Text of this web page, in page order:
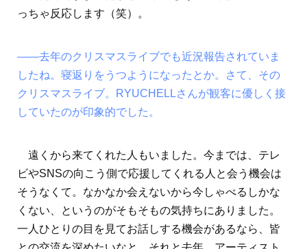
っちゃ反応します（笑）。
――去年のクリスマスライブでも近況報告されていま
したね。寝返りをうつようになったとか。さて、その
クリスマスライブ。RYUCHELLさんが観客に優しく接
していたのが印象的でした。
遠くから来てくれた人もいました。今までは、テレ
ビやSNSの向こう側で応援してくれる人と会う機会は
そうなくて。なかなか会えないから今しゃべるしかな
くない、というのがそもそもの気持ちにありました。
一人ひとりの目を見てお話しする機会があるなら、皆